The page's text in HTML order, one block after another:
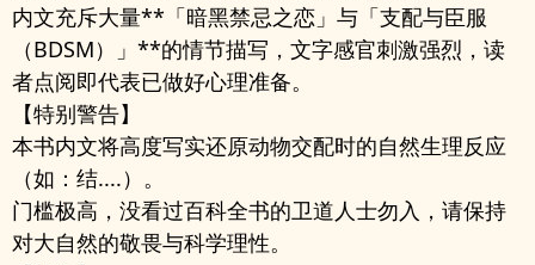
内文充斥大量**「暗黑禁忌之恋」与「支配与臣服
（BDSM）」**的情节描写，文字感官刺激强烈，读
者点阅即代表已做好心理准备。
【特别警告】
本书内文将高度写实还原动物交配时的自然生理反应
（如：结....）。
门槛极高，没看过百科全书的卫道人士勿入，请保持
对大自然的敬畏与科学理性。